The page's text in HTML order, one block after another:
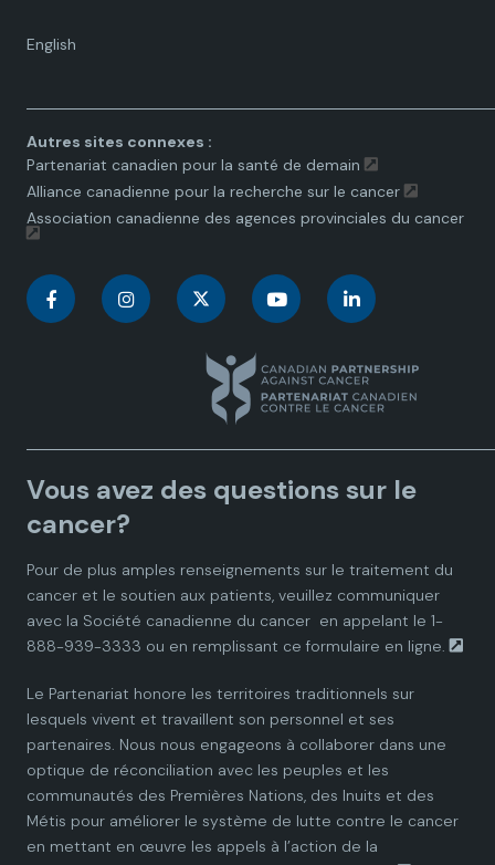
English
Language
Autres sites connexes :
Partenariat canadien pour la santé de demain
Alliance canadienne pour la recherche sur le cancer
Association canadienne des agences provinciales du cancer
C
a
d
a
n
P
a
r
t
C
a
d
a
n
P
a
r
t
n
a
d
a
n
P
a
r
t
C
n
a
d
a
n
P
a
r
t
C
n
a
d
a
n
P
a
r
t
Vous avez des questions sur le
cancer?
Pour de plus amples renseignements sur le traitement du
cancer et le soutien aux patients, veuillez communiquer
avec la Société canadienne du cancer en appelant le 1-
888-939-3333 ou en remplissant ce formulaire en ligne.
Le Partenariat honore les territoires traditionnels sur
lesquels vivent et travaillent son personnel et ses
partenaires. Nous nous engageons à collaborer dans une
optique de réconciliation avec les peuples et les
communautés des Premières Nations, des Inuits et des
Métis pour améliorer le système de lutte contre le cancer
en mettant en œuvre les appels à l’action de la